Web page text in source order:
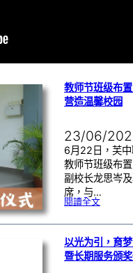
教师节班级布
营造温馨校园
23/06/
6月22日，芙
教师节班级布
副校长龙思岑
席，与…
閱讀全文:教
级
置比
赛
颁
奖
仪
式
以光为引，育
暨长期服务颁